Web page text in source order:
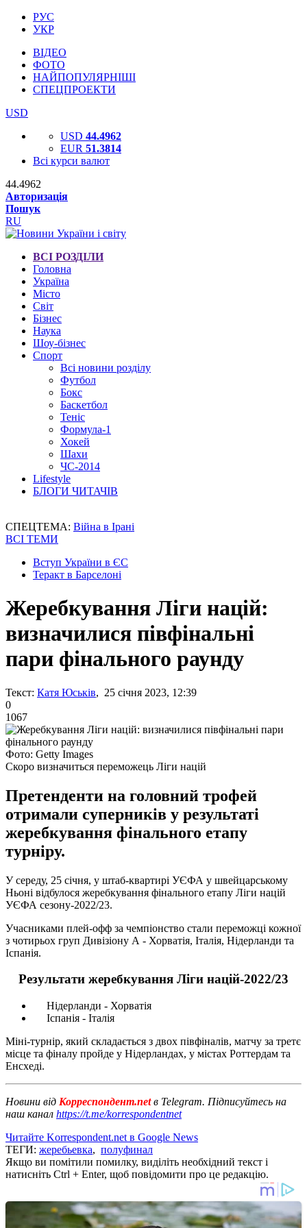
РУС
УКР
ВІДЕО
ФОТО
НАЙПОПУЛЯРНІШІ
СПЕЦПРОЕКТИ
USD
USD 44.4962
EUR 51.3814
Всі курси валют
44.4962
Авторизація
Пошук
RU
ВСІ РОЗДІЛИ
Головна
Україна
Місто
Світ
Бізнес
Наука
Шоу-бізнес
Спорт
Всі новини розділу
Футбол
Бокс
Баскетбол
Теніс
Формула-1
Хокей
Шахи
ЧС-2014
Lifestyle
БЛОГИ ЧИТАЧІВ
СПЕЦТЕМА: Війна в Ірані
ВСІ ТЕМИ
Вступ України в ЄС
Теракт в Барселоні
Жеребкування Ліги націй:
визначилися півфінальні
пари фінального раунду
Текст: Катя Юськів, 25 січня 2023, 12:39
0
1067
Фото: Getty Images
Скоро визначиться переможець Ліги націй
Претенденти на головний трофей
отримали суперників у результаті
жеребкування фінального етапу
турніру.
У середу, 25 січня, у штаб-квартирі УЄФА у швейцарському
Ньоні відбулося жеребкування фінального етапу Ліги націй
УЄФА сезону-2022/23.
Учасниками плей-офф за чемпіонство стали переможці кожної
з чотирьох груп Дивізіону А - Хорватія, Італія, Нідерланди та
Іспанія.
Результати жеребкування Ліги націй-2022/23
Нідерланди - Хорватія
Іспанія - Італія
Міні-турнір, який складається з двох півфіналів, матчу за третє
місце та фіналу пройде у Нідерландах, у містах Роттердам та
Енсхеді.
Новини від Корреспондент.netв Telegram. Підписуйтесь на
наш канал https://t.me/korrespondentnet
Читайте Korrespondent.net в Google News
ТЕГИ: жеребьевка, полуфинал
Якщо ви помітили помилку, виділіть необхідний текст і
натисніть Ctrl + Enter, щоб повідомити про це редакцію.